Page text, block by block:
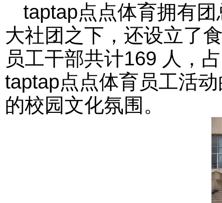
taptap点点体育拥有
大社团之下，还设立了
员工干部共计169 人，
taptap点点体育员工活
的校园文化氛围。